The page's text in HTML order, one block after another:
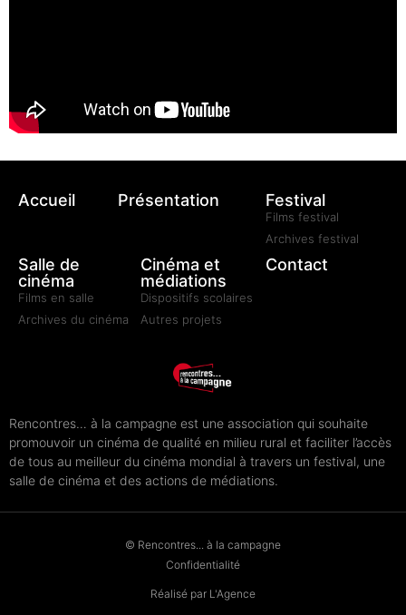
Accueil Présentation Festival
Films festival
Archives festival
Salle de
cinéma
Films en salle
Archives du cinéma
Cinéma et
médiations
Dispositifs scolaires
Autres projets
Contact
Rencontres… à la campagne est une association qui souhaite
promouvoir un cinéma de qualité en milieu rural et faciliter l’accès
de tous au meilleur du cinéma mondial à travers un festival, une
salle de cinéma et des actions de médiations.
© Rencontres... à la campagne
Confidentialité
Réalisé par L'Agence